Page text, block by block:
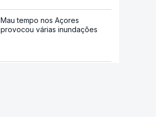
Mau tempo nos Açores
provocou várias inundações